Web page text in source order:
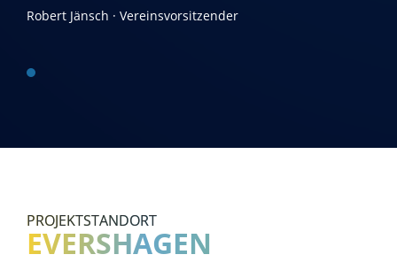
Robert Jänsch · Vereinsvorsitzender
PROJEKTSTANDORT
EVERSHAGEN